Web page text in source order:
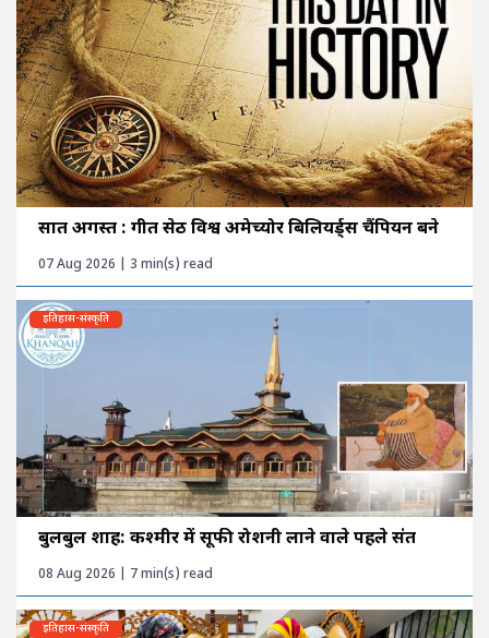
सात अगस्त : गीत सेठी विश्व अमेच्योर बिलियर्ड्स चैंपियन बने
07 Aug 2026 | 3 min(s) read
इतिहास-संस्कृति
बुलबुल शाह: कश्मीर में सूफी रोशनी लाने वाले पहले संत
08 Aug 2026 | 7 min(s) read
इतिहास-संस्कृति